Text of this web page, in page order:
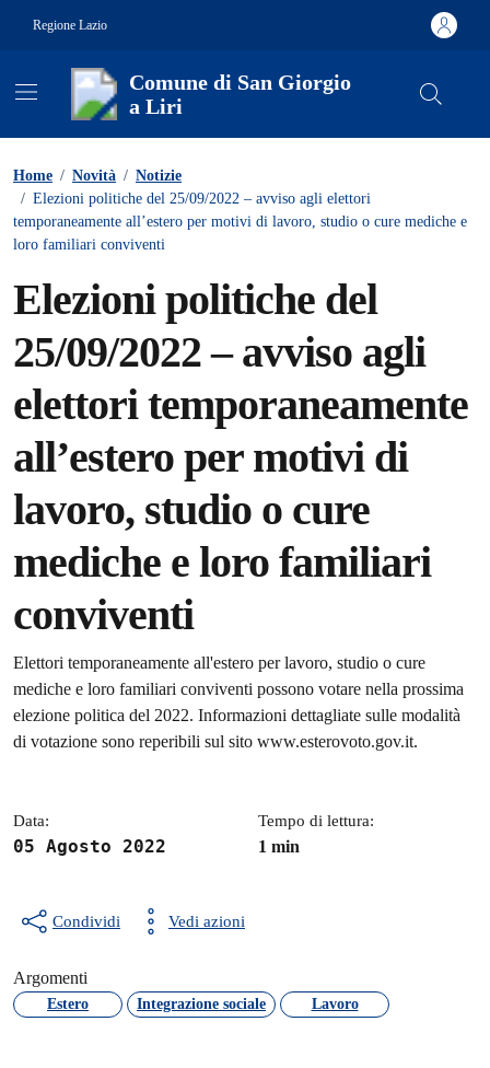
Regione Lazio
Comune di San Giorgio
a Liri
Home / Novità / Notizie
/ Elezioni politiche del 25/09/2022 – avviso agli elettori
temporaneamente all’estero per motivi di lavoro, studio o cure mediche e
loro familiari conviventi
Elezioni politiche del
25/09/2022 – avviso agli
elettori temporaneamente
all’estero per motivi di
lavoro, studio o cure
mediche e loro familiari
conviventi
Dettagli della notizia
Elettori temporaneamente all'estero per lavoro, studio o cure
mediche e loro familiari conviventi possono votare nella prossima
elezione politica del 2022. Informazioni dettagliate sulle modalità
di votazione sono reperibili sul sito www.esterovoto.gov.it.
Data:
05 Agosto 2022
Tempo di lettura:
1 min
Condividi Vedi azioni
Argomenti
Estero Integrazione sociale Lavoro